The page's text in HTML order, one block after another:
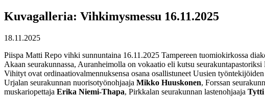
Kuvagalleria: Vihkimysmessu 16.11.2025
18.11.2025
Piispa Matti Repo vihki sunnuntaina 16.11.2025 Tampereen tuomiokirkossa
Akaan seurakunnassa, Auranheimolla on vokaatio eli kutsu
Vihityt ovat ordinaatiovalmennuksensa osana osallistuneet Uusien
Urjalan seurakunnan nuorisotyönohjaaja Mikko Huuskonen, Forssan
muskariopettaja Erika Niemi-Thapa, Pirkkalan seurakunnan lastenohjaaja Tytti